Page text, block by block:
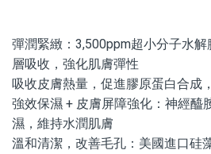
彈潤緊緻：3,500ppm超小分子水
層吸收，強化肌膚彈性
吸收皮膚熱量，促進膠原蛋白合成
強效保濕 + 皮膚屏障強化：神經醯
濕，維持水潤肌膚
溫和清潔，改善毛孔：美國進口硅